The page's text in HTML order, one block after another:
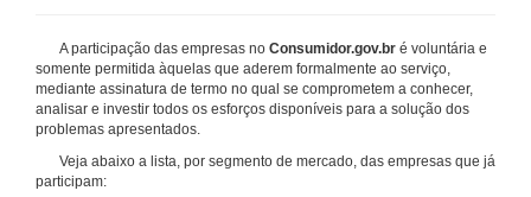
A participação das empresas no Consumidor.gov.br é voluntária e
somente permitida àquelas que aderem formalmente ao serviço,
mediante assinatura de termo no qual se comprometem a conhecer,
analisar e investir todos os esforços disponíveis para a solução dos
problemas apresentados.
Veja abaixo a lista, por segmento de mercado, das empresas que já
participam: